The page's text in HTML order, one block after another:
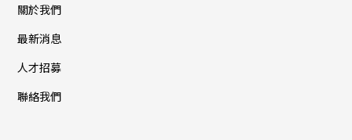
關於我們
最新消息
人才招募
聯絡我們